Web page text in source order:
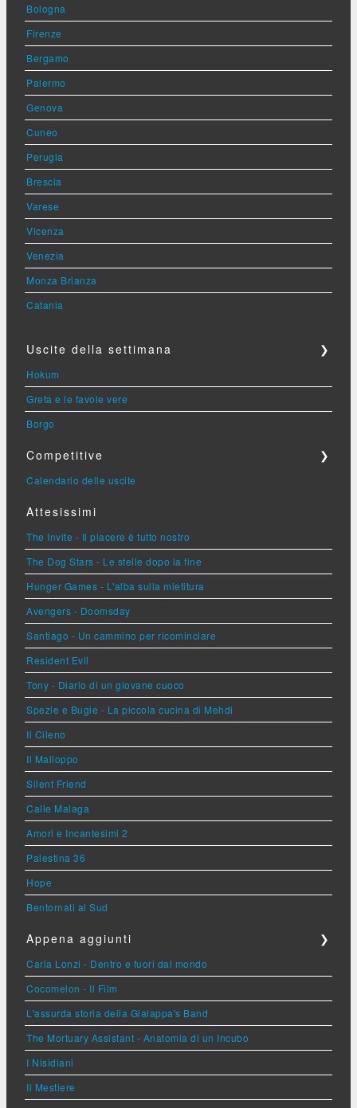
Bologna
Firenze
Bergamo
Palermo
Genova
Cuneo
Perugia
Brescia
Varese
Vicenza
Venezia
Monza Brianza
Catania
Uscite della settimana ❯
Hokum
Greta e le favole vere
Borgo
Competitive ❯
Calendario delle uscite
Attesissimi
The Invite - Il piacere è tutto nostro
The Dog Stars - Le stelle dopo la fine
Hunger Games - L'alba sulla mietitura
Avengers - Doomsday
Santiago - Un cammino per ricominciare
Resident Evil
Tony - Diario di un giovane cuoco
Spezie e Bugie - La piccola cucina di Mehdi
Il Cileno
Il Malloppo
Silent Friend
Calle Malaga
Amori e Incantesimi 2
Palestina 36
Hope
Bentornati al Sud
Appena aggiunti ❯
Carla Lonzi - Dentro e fuori dal mondo
Cocomelon - Il Film
L'assurda storia della Gialappa's Band
The Mortuary Assistant - Anatomia di un Incubo
I Nisidiani
Il Mestiere